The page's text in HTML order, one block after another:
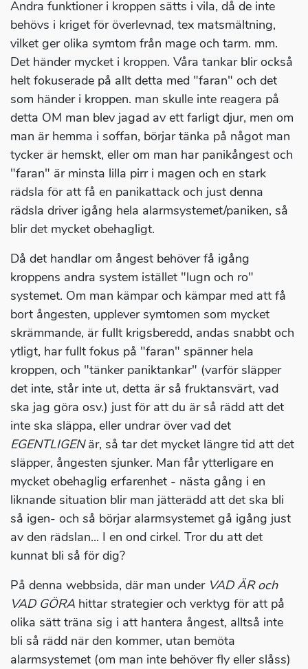
Andra funktioner i kroppen sätts i vila, då de inte
behövs i kriget för överlevnad, tex matsmältning,
vilket ger olika symtom från mage och tarm. mm.
Det händer mycket i kroppen. Våra tankar blir också
helt fokuserade på allt detta med "faran" och det
som händer i kroppen. man skulle inte reagera på
detta OM man blev jagad av ett farligt djur, men om
man är hemma i soffan, börjar tänka på något man
tycker är hemskt, eller om man har panikångest och
"faran" är minsta lilla pirr i magen och en stark
rädsla för att få en panikattack och just denna
rädsla driver igång hela alarmsystemet/paniken, så
blir det mycket obehagligt.
Då det handlar om ångest behöver få igång
kroppens andra system istället "lugn och ro"
systemet. Om man kämpar och kämpar med att få
bort ångesten, upplever symtomen som mycket
skrämmande, är fullt krigsberedd, andas snabbt och
ytligt, har fullt fokus på "faran" spänner hela
kroppen, och "tänker paniktankar" (varför släpper
det inte, står inte ut, detta är så fruktansvärt, vad
ska jag göra osv.) just för att du är så rädd att det
inte ska släppa, eller undrar över vad det
EGENTLIGENär, så tar det mycket längre tid att det
släpper, ångesten sjunker. Man får ytterligare en
mycket obehaglig erfarenhet - nästa gång i en
liknande situation blir man jätterädd att det ska bli
så igen- och så börjar alarmsystemet gå igång just
av den rädslan... I en ond cirkel. Tror du att det
kunnat bli så för dig?
På denna webbsida, där man under VAD ÄR och
VAD GÖRA hittar strategier och verktyg för att på
olika sätt träna sig i att hantera ångest, alltså inte
bli så rädd när den kommer, utan bemöta
alarmsystemet (om man inte behöver fly eller slåss)